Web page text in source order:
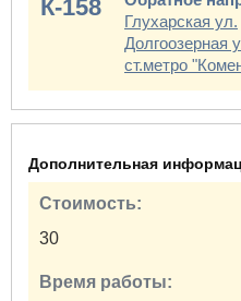
К-158
Глухарская ул.
Долгоозерная
ст.метро
Дополнительная
Стоимость:
30
Время работы: